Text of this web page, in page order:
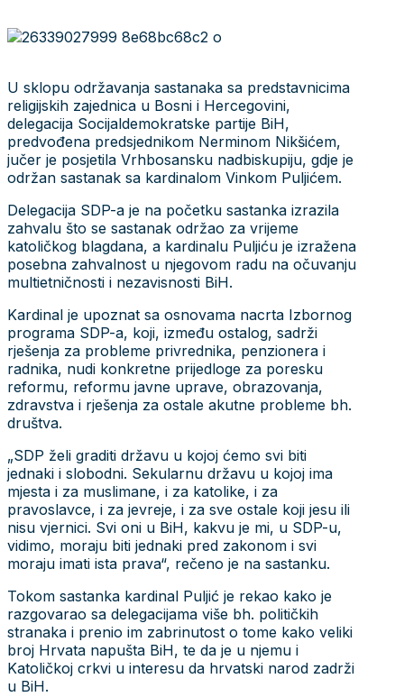
U sklopu održavanja sastanaka sa predstavnicima
religijskih zajednica u Bosni i Hercegovini,
delegacija Socijaldemokratske partije BiH,
predvođena predsjednikom Nerminom Nikšićem,
jučer je posjetila Vrhbosansku nadbiskupiju, gdje je
održan sastanak sa kardinalom Vinkom Puljićem.
Delegacija SDP-a je na početku sastanka izrazila
zahvalu što se sastanak održao za vrijeme
katoličkog blagdana, a kardinalu Puljiću je izražena
posebna zahvalnost u njegovom radu na očuvanju
multietničnosti i nezavisnosti BiH.
Kardinal je upoznat sa osnovama nacrta Izbornog
programa SDP-a, koji, između ostalog, sadrži
rješenja za probleme privrednika, penzionera i
radnika, nudi konkretne prijedloge za poresku
reformu, reformu javne uprave, obrazovanja,
zdravstva i rješenja za ostale akutne probleme bh.
društva.
„SDP želi graditi državu u kojoj ćemo svi biti
jednaki i slobodni. Sekularnu državu u kojoj ima
mjesta i za muslimane, i za katolike, i za
pravoslavce, i za jevreje, i za sve ostale koji jesu ili
nisu vjernici. Svi oni u BiH, kakvu je mi, u SDP-u,
vidimo, moraju biti jednaki pred zakonom i svi
moraju imati ista prava“, rečeno je na sastanku.
Tokom sastanka kardinal Puljić je rekao kako je
razgovarao sa delegacijama više bh. političkih
stranaka i prenio im zabrinutost o tome kako veliki
broj Hrvata napušta BiH, te da je u njemu i
Katoličkoj crkvi u interesu da hrvatski narod zadrži
u BiH.